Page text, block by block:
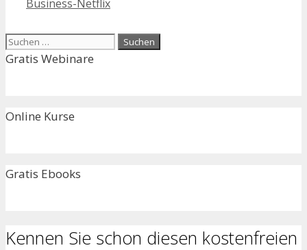
Business-Netflix
Suchen
nach:
Gratis Webinare
Online Kurse
Gratis Ebooks
Kennen Sie schon diesen kostenfreien